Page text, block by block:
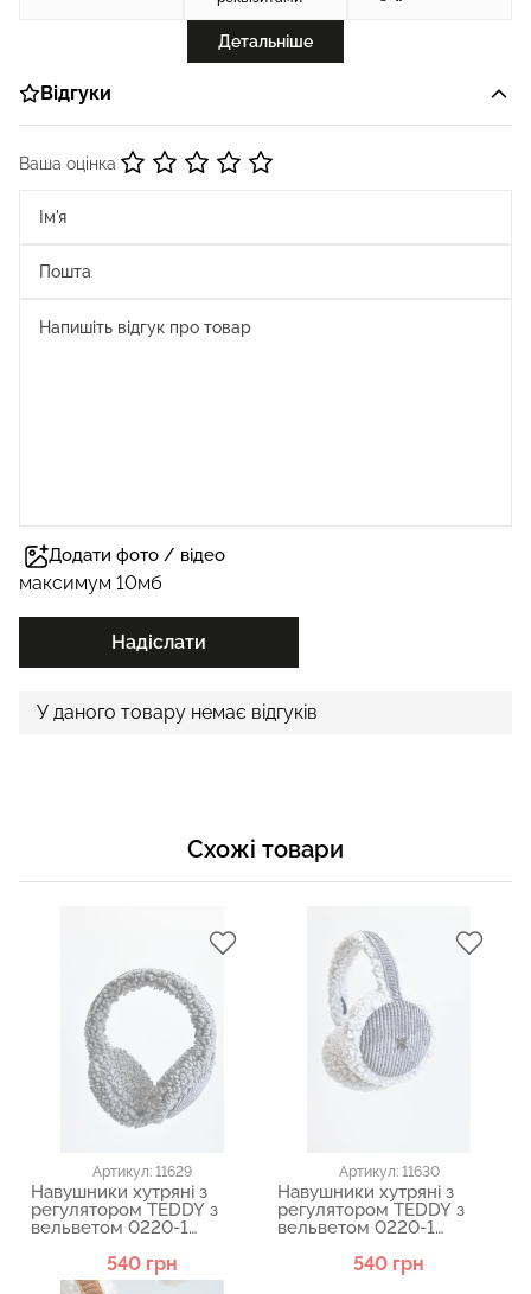
Детальніше
Відгуки
Ваша оцінка
Додати фото / відео
максимум 10мб
Надіслати
У даного товару немає відгуків
Схожі товари
Артикул: 11629
Навушники хутряні з
регулятором TEDDY з
вельветом 0220-1
540 грн
Артикул: 11630
Навушники хутряні з
регулятором TEDDY з
вельветом 0220-1
540 грн